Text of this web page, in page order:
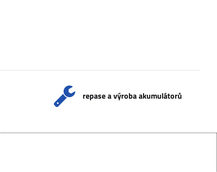
repase a výroba akumulátorů